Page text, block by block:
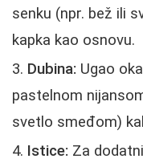
senku (npr. bež ili
kapka kao osnovu.
Dubina: Ugao
pastelnom
svetlo smeđom)
Istice: Za